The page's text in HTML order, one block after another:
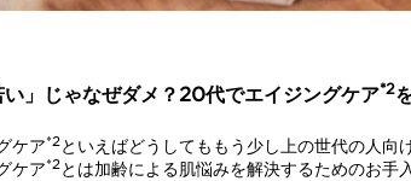
い」じゃなぜダメ？20代でエイジングケア*2
ケア*2といえばどうしてももう少し上の世代の人向
ケア*2とは加齢による肌悩みを解決するためのお手